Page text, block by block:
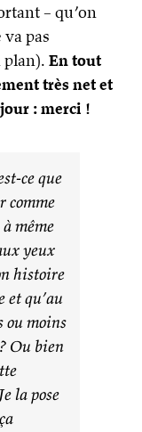
– qu’on
pas
plan). En tout
très net et
: merci !
ce que
comme
même
yeux
histoire
et qu’au
ou moins
Ou bien
la pose